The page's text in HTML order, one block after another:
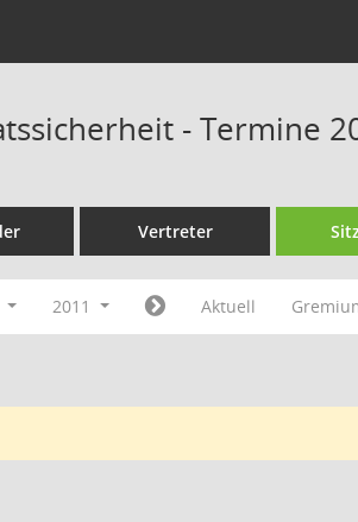
- Termine
Vertreter
2011 Aktuell